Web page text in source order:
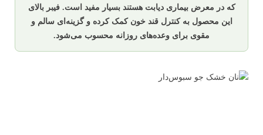
که در معرض بیماری دیابت هستند بسیار مفید است. فیبر بالای
این محصول به کنترل قند خون کمک کرده و گزینه‌ای سالم و
مقوی برای وعده‌های روزانه محسوب می‌شود.